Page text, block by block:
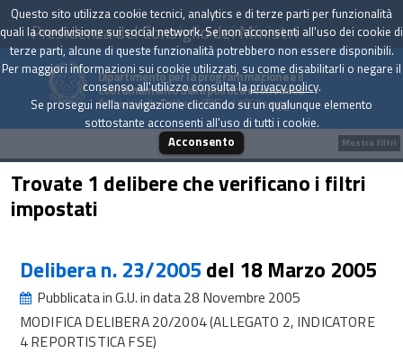
Presidenza del Consiglio dei Ministri
Dipartimento per la programmazione e il
coordinamento della politica economica
Archivio delle Delibere CIPE dal 1967 a oggi
Trovate 1 delibere che verificano i filtri
impostati
Delibera n. 23/2005 del 18 Marzo 2005
Pubblicata in G.U. in data 28 Novembre 2005
MODIFICA DELIBERA 20/2004 (ALLEGATO 2, INDICATORE
4 REPORTISTICA FSE)
Mostra filtri
Questo sito utilizza cookie tecnici, analytics e di terze parti per funzionalità
quali la condivisione sui social network. Se non acconsenti all'uso dei cookie di
terze parti, alcune di queste funzionalità potrebbero non essere disponibili.
Per maggiori informazioni sui cookie utilizzati, su come disabilitarli o negare il
consenso all'utilizzo consulta laprivacy policy.
Se prosegui nella navigazione cliccando su un qualunque elemento
sottostante acconsenti all'uso di tutti i cookie.
Acconsento